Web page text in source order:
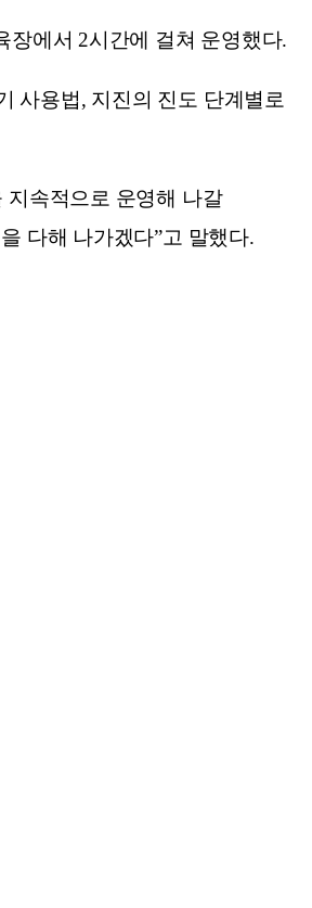
장에서 2시간에 걸쳐 운영했다.
사용법, 지진의 진도 단계별로
지속적으로 운영해 나갈
다해 나가겠다”고 말했다.